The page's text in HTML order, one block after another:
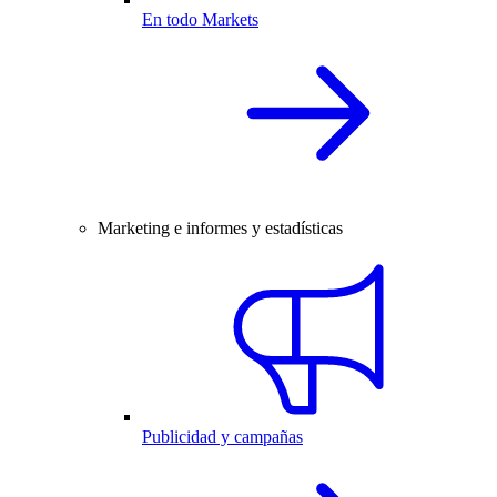
En todo Markets
Marketing e informes y estadísticas
Publicidad y campañas